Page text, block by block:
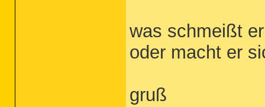
was schmeißt
oder macht er
gruß